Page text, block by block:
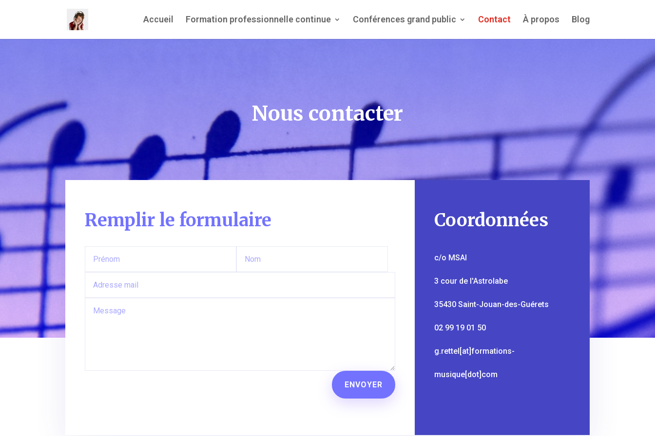
Accueil Formation professionnelle continue Conférences grand public Contact À propos Blog
Nous contacter
Remplir le formulaire
ENVOYER
Coordonnées
c/o MSAI
3 cour de l'Astrolabe
35430 Saint-Jouan-des-Guérets
02 99 19 01 50
g.rettel[at]formations-
musique[dot]com